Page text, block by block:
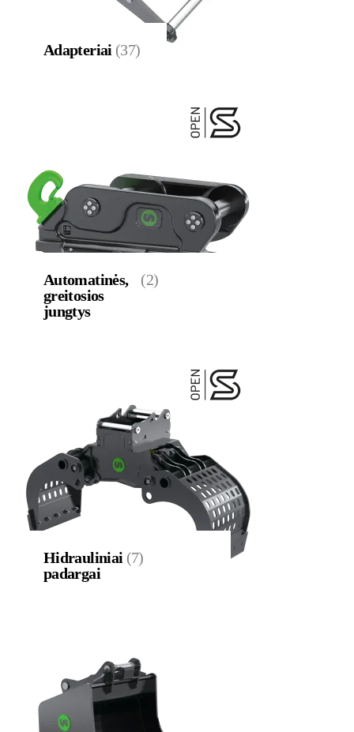
Adapteriai (37)
Automatinės,
greitosios
jungtys
(2)
Hidrauliniai
padargai
(7)